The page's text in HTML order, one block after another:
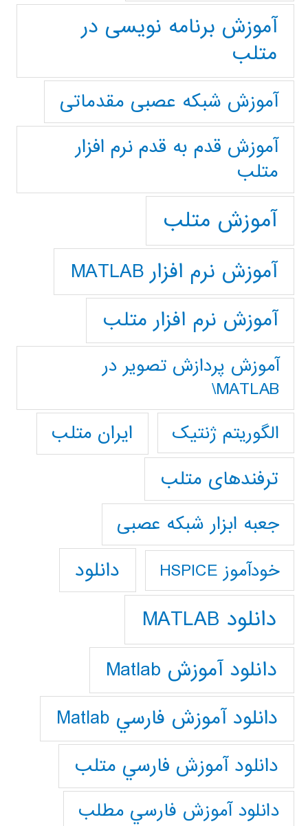
آموزش برنامه نویسی در
متلب
آموزش شبکه عصبی مقدماتی
آموزش قدم به قدم نرم افزار
متلب
آموزش متلب
آموزش نرم افزار MATLAB
آموزش نرم افزار متلب
آموزش پردازش تصوير در
MATLAB\
الگوریتم ژنتیک
ایران متلب
ترفندهای متلب
جعبه ابزار شبکه عصبی
خودآموز HSPICE دانلود
دانلود MATLAB
دانلود آموزش Matlab
دانلود آموزش فارسي Matlab
دانلود آموزش فارسي متلب
دانلود آموزش فارسي مطلب